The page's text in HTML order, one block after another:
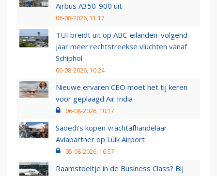
Airbus A350-900 uit
06-08-2026, 11:17
TUI breidt uit op ABC-eilanden: volgend
jaar meer rechtstreekse vluchten vanaf
Schiphol
06-08-2026, 10:24
Nieuwe ervaren CEO moet het tij keren
voor geplaagd Air India
06-08-2026, 10:17
Saoedi’s kopen vrachtafhandelaar
Aviapartner op Luik Airport
05-08-2026, 16:57
Raamstoeltje in de Business Class? Bij